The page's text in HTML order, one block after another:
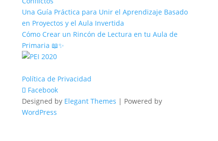
Una Guía Práctica para Unir el Aprendizaje Basado
en Proyectos y el Aula Invertida
Cómo Crear un Rincón de Lectura en tu Aula de
Primaria 📖✨
Política de Privacidad
Facebook
Designed by Elegant Themes | Powered by
WordPress